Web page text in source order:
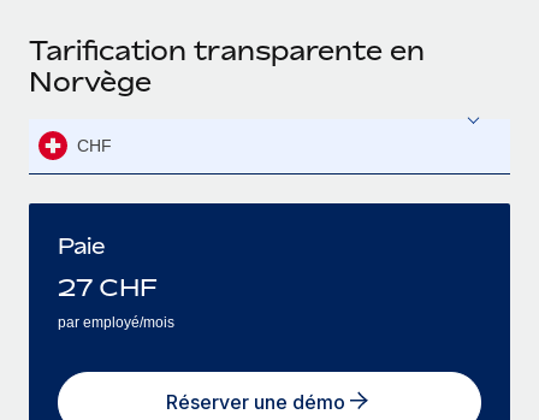
Tarification transparente en
Norvège
CHF
Paie
27 CHF
par employé/mois
Réserver une démo